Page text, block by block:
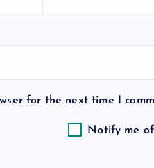
for the next time I
Notify me